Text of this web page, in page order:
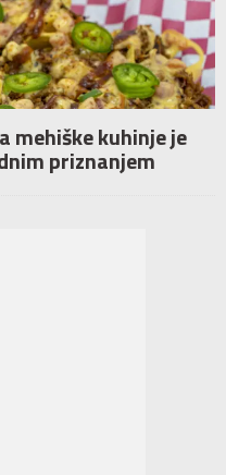
mehiške kuhinje je
priznanjem